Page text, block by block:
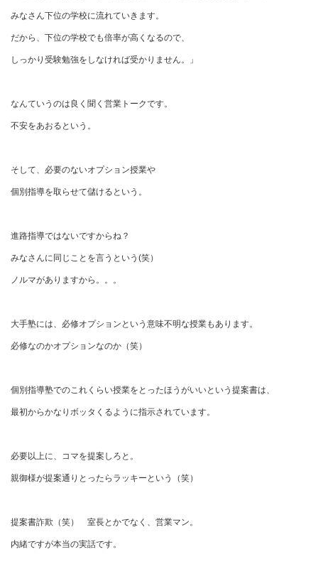
みなさん下位の学校に流れていきます。
だから、下位の学校でも倍率が高くなるので、
しっかり受験勉強をしなければ受かりません。」
なんていうのは良く聞く営業トークです。
不安をあおるという。
そして、必要のないオプション授業や
個別指導を取らせて儲けるという。
進路指導ではないですからね？
みなさんに同じことを言うという(笑）
ノルマがありますから。。。
大手塾には、必修オプションという意味不明な授業もあります。
必修なのかオプションなのか（笑）
個別指導塾でのこれくらい授業をとったほうがいいという提案書は、
最初からかなりボッタくるように指示されています。
必要以上に、コマを提案しろと。
親御様が提案通りとったらラッキーという（笑）
提案書詐欺（笑） 室長とかでなく、営業マン。
内緒ですが本当の実話です。